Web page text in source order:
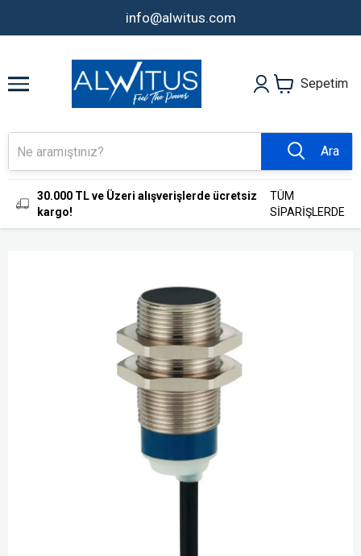
info@alwitus.com
Sepetim
Ara
30.000 TL ve Üzeri alışverişlerde ücretsiz
kargo!
TÜM
SİPARİŞLERDE